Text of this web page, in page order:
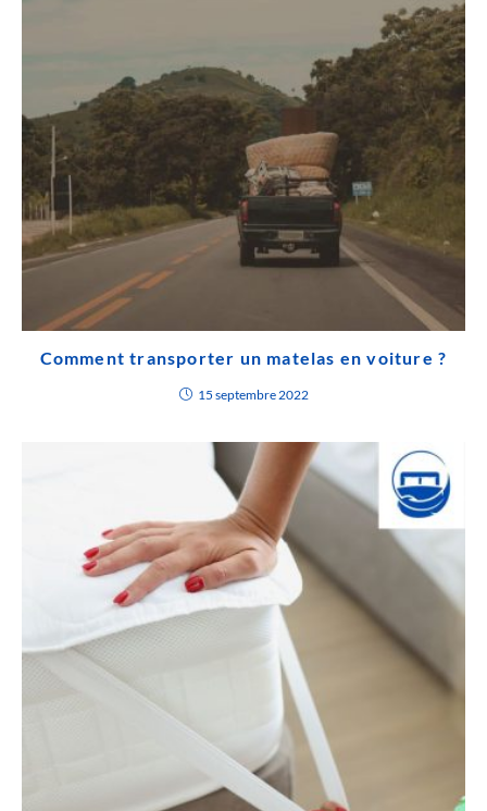
Comment transporter un matelas en voiture ?
15 septembre 2022